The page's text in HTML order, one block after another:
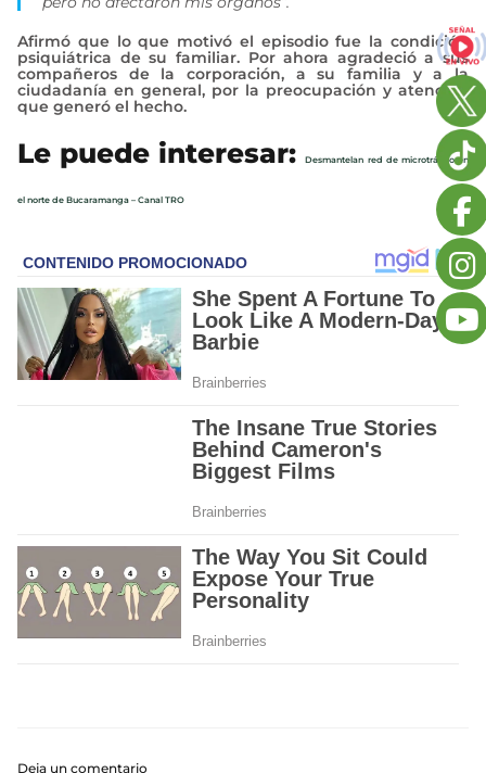
Afirmó que lo que motivó el episodio fue la condición
psiquiátrica de su familiar. Por ahora agradeció a sus
compañeros de la corporación, a su familia y a la
ciudadanía en general, por la preocupación y atención
que generó el hecho.
Le puede interesar:Desmantelan red de microtráfico en
el norte de Bucaramanga – Canal TRO
Deja un comentario